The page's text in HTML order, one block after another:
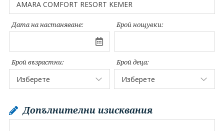
Дата на настаняване: Брой нощувки:
Брой възрастни: Брой деца:
Допълнителни изисквания